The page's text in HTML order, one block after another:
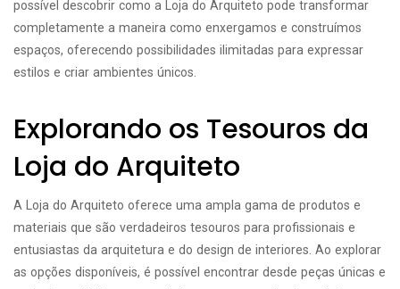
possível descobrir como a Loja do Arquiteto pode transformar
completamente a maneira como enxergamos e construímos
espaços, oferecendo possibilidades ilimitadas para expressar
estilos e criar ambientes únicos.
Explorando os Tesouros da
Loja do Arquiteto
A Loja do Arquiteto oferece uma ampla gama de produtos e
materiais que são verdadeiros tesouros para profissionais e
entusiastas da arquitetura e do design de interiores. Ao explorar
as opções disponíveis, é possível encontrar desde peças únicas e